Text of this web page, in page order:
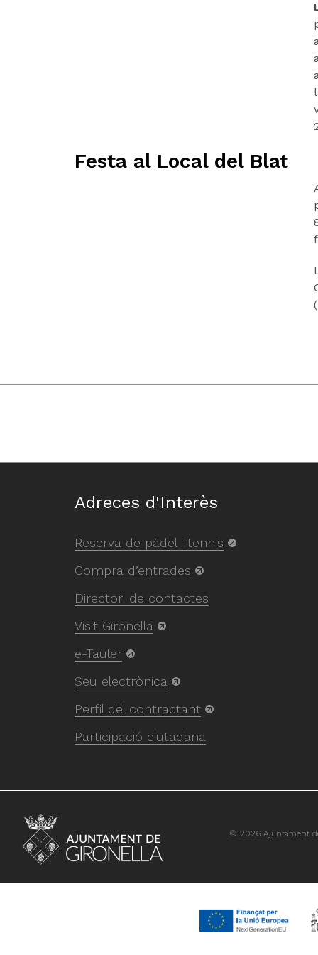
Festa al Local del Blat
Adreces d'Interès
Reserva de pàdel i tennis
Compra d’entrades
Directori de contactes
Visit Gironella
e-Tauler
Seu electrònica
Perfil del contractant
Participació ciutadana
© 2026 Ajuntament